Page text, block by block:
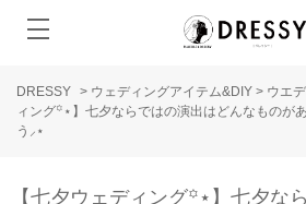
DRESSY > ウェディングアイテム&DIY > ウエ
ィング꙳⋆】七夕ならではの演出はどんなものが
う⸝⋆
【七夕ウェディング꙳⋆】七夕な